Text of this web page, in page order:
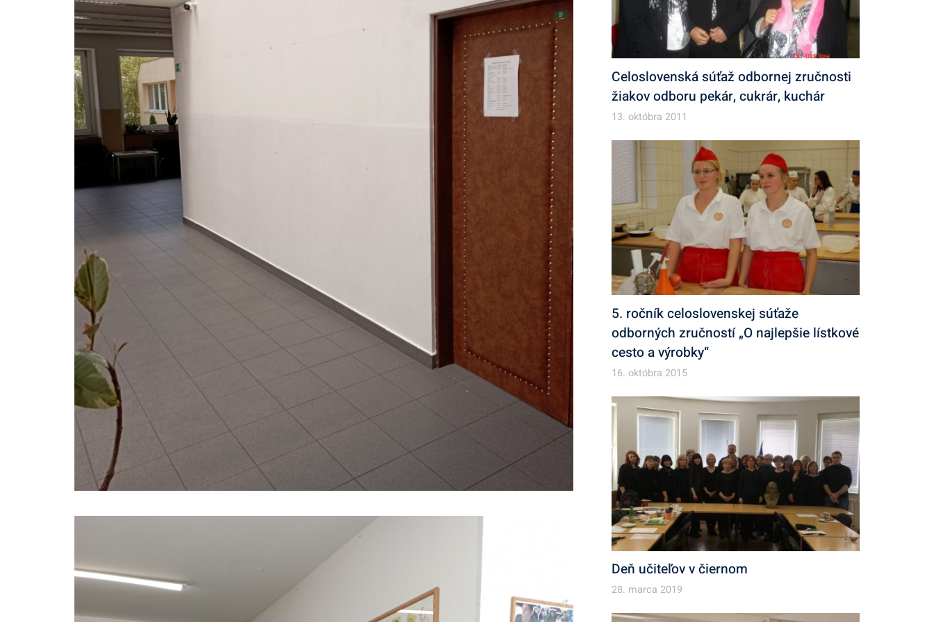
Celoslovenská súťaž odbornej zručnosti
žiakov odboru pekár, cukrár, kuchár
13. októbra 2011
5. ročník celoslovenskej súťaže
odborných zručností „O najlepšie lístkové
cesto a výrobky“
16. októbra 2015
Deň učiteľov v čiernom
28. marca 2019